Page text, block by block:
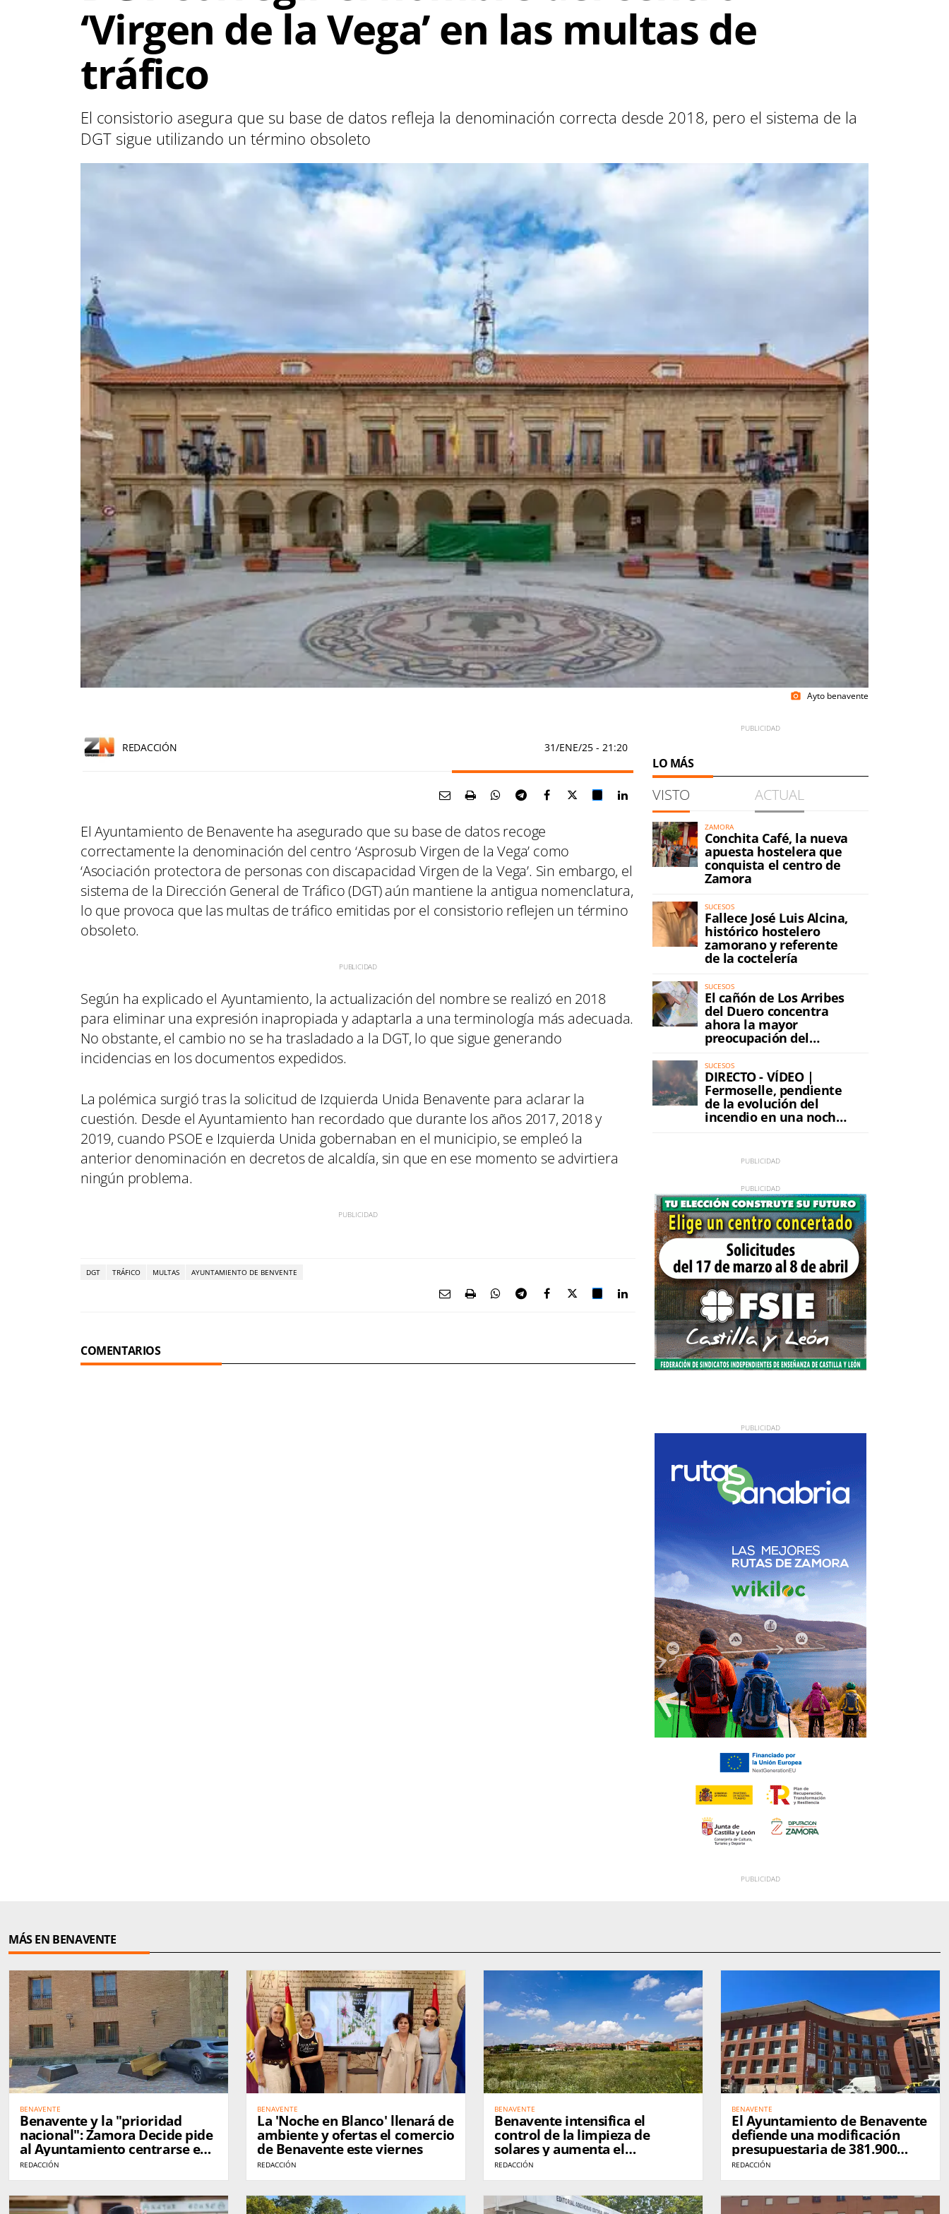
‘Virgen de la Vega’ en las multas de
tráfico
El consistorio asegura que su base de datos refleja la denominación correcta desde 2018, pero el sistema de la
DGT sigue utilizando un término obsoleto
photo_camera Ayto benavente
REDACCIÓN 31/ENE/25 - 21:20
El Ayuntamiento de Benavente ha asegurado que su base de datos recoge
correctamente la denominación del centro ‘Asprosub Virgen de la Vega’ como
‘Asociación protectora de personas con discapacidad Virgen de la Vega’. Sin embargo, el
sistema de la Dirección General de Tráfico (DGT) aún mantiene la antigua nomenclatura,
lo que provoca que las multas de tráfico emitidas por el consistorio reflejen un término
obsoleto.
Según ha explicado el Ayuntamiento, la actualización del nombre se realizó en 2018
para eliminar una expresión inapropiada y adaptarla a una terminología más adecuada.
No obstante, el cambio no se ha trasladado a la DGT, lo que sigue generando
incidencias en los documentos expedidos.
La polémica surgió tras la solicitud de Izquierda Unida Benavente para aclarar la
cuestión. Desde el Ayuntamiento han recordado que durante los años 2017, 2018 y
2019, cuando PSOE e Izquierda Unida gobernaban en el municipio, se empleó la
anterior denominación en decretos de alcaldía, sin que en ese momento se advirtiera
ningún problema.
DGT TRÁFICO MULTAS AYUNTAMIENTO DE BENVENTE
COMENTARIOS
LO MÁS
VISTO ACTUAL
ZAMORA
Conchita Café, la nueva
apuesta hostelera que
conquista el centro de
Zamora
SUCESOS
Fallece José Luis Alcina,
histórico hostelero
zamorano y referente
de la coctelería
SUCESOS
El cañón de Los Arribes
del Duero concentra
ahora la mayor
preocupación del
incendio
SUCESOS
DIRECTO - VÍDEO |
Fermoselle, pendiente
de la evolución del
incendio en una noche
MÁS EN BENAVENTE
BENAVENTE
Benavente y la "prioridad
nacional": Zamora Decide pide
al Ayuntamiento centrarse en
los problemas de la ciudad
REDACCIÓN
BENAVENTE
La 'Noche en Blanco' llenará de
ambiente y ofertas el comercio
de Benavente este viernes
REDACCIÓN
BENAVENTE
Benavente intensifica el
control de la limpieza de
solares y aumenta el
cumplimiento de los
propietarios
REDACCIÓN
BENAVENTE
El Ayuntamiento de Benavente
defiende una modificación
presupuestaria de 381.900
euros para reforzar servicios
municipales
REDACCIÓN